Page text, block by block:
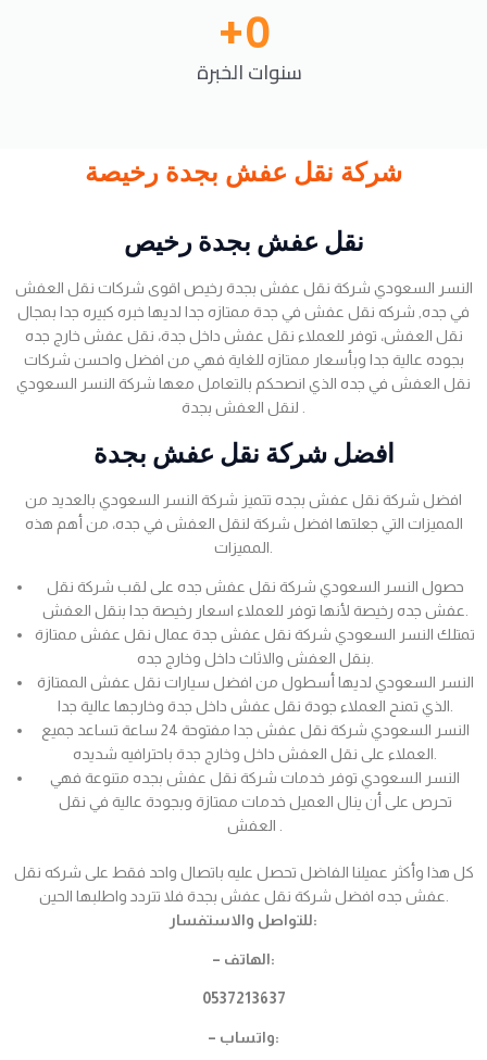
+0
سنوات الخبرة
شركة نقل عفش بجدة رخيصة
نقل عفش بجدة رخيص
النسر السعودي شركة نقل عفش بجدة رخيص اقوى شركات نقل العفش
في جده, شركه نقل عفش في جدة ممتازه جدا لديها خبره كبيره جدا بمجال
نقل العفش، توفر للعملاء نقل عفش داخل جدة، نقل عفش خارج جده
بجوده عالية جدا وبأسعار ممتازه للغاية فهي من افضل واحسن شركات
نقل العفش في جده الذي انصحكم بالتعامل معها شركة النسر السعودي
افضل شركة نقل عفش بجدة
افضل شركة نقل عفش بجده تتميز شركة النسر السعودي بالعديد من
المميزات التي جعلتها افضل شركة لنقل العفش في جده، من أهم هذه
حصول النسر السعودي شركة نقل عفش جده على لقب شركة نقل
تمتلك النسر السعودي شركة نقل عفش جدة عمال نقل عفش ممتازة
النسر السعودي لديها أسطول من افضل سيارات نقل عفش الممتازة
النسر السعودي شركة نقل عفش جدا مفتوحة 24 ساعة تساعد جميع
النسر السعودي توفر خدمات شركة نقل عفش بجده متنوعة فهي
تحرص على أن ينال العميل خدمات ممتازة وبجودة عالية في نقل
كل هذا وأكثر عميلنا الفاضل تحصل عليه باتصال واحد فقط على شركه نقل
للتواصل والاستفسار:
– الهاتف:
0537213637
– واتساب: